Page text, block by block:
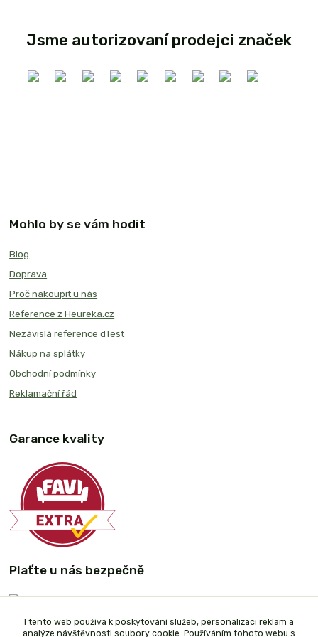
Jsme autorizovaní prodejci značek
Mohlo by se vám hodit
Blog
Doprava
Proč nakoupit u nás
Reference z Heureka.cz
Nezávislá reference dTest
Nákup na splátky
Obchodní podmínky
Reklamační řád
Garance kvality
Plaťte u nás bezpečně
I tento web používá k poskytování služeb, personalizaci reklam a
analýze návštěvnosti soubory cookie. Používáním tohoto webu s